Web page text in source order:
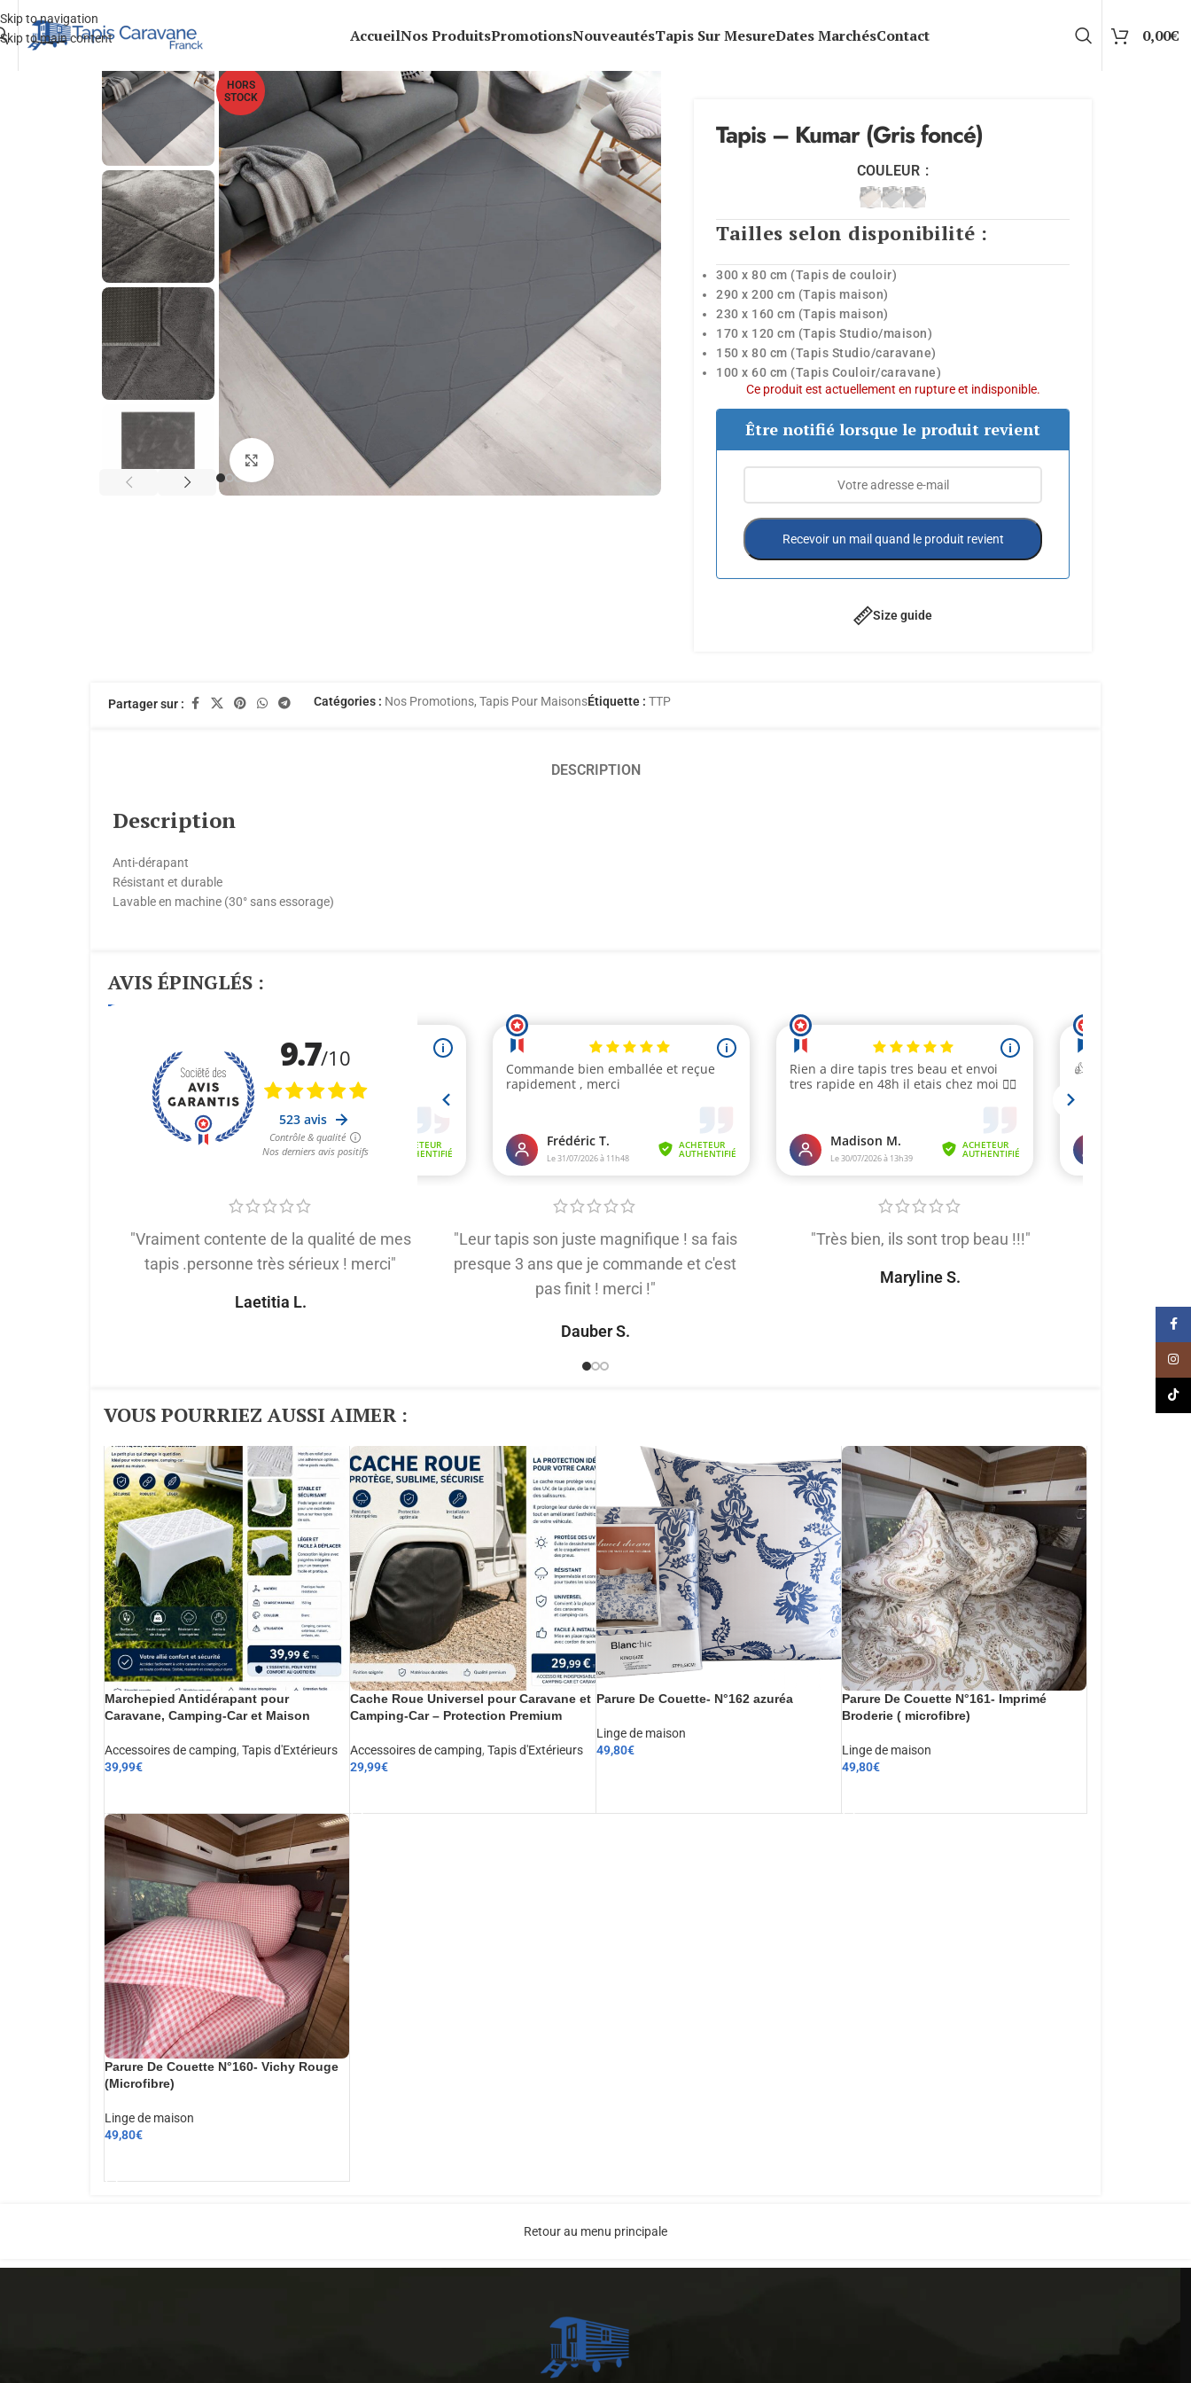
Skip to navigation
Skip to main content
AccueilNos ProduitsPromotionsNouveautésTapis Sur MesureDates MarchésContact 0,00€
HORS
STOCK
Tapis – Kumar (Gris foncé)
COULEUR
Tailles selon disponibilité :
300 x 80 cm (Tapis de couloir)
290 x 200 cm (Tapis maison)
230 x 160 cm (Tapis maison)
170 x 120 cm (Tapis Studio/maison)
150 x 80 cm (Tapis Studio/caravane)
100 x 60 cm (Tapis Couloir/caravane)
Ce produit est actuellement en rupture et indisponible.
Être notifié lorsque le produit revient
Recevoir un mail quand le produit revient
Size guide
Partager sur : Catégories : Nos Promotions, Tapis Pour MaisonsÉtiquette : TTP
DESCRIPTION
Description
Anti-dérapant
Résistant et durable
Lavable en machine (30° sans essorage)
AVIS ÉPINGLÉS :
"Vraiment contente de la qualité de mes
tapis .personne très sérieux ! merci"
Laetitia L.
"Leur tapis son juste magnifique ! sa fais
presque 3 ans que je commande et c'est
pas finit ! merci !"
Dauber S.
"Très bien, ils sont trop beau !!!"
Maryline S.
VOUS POURRIEZ AUSSI AIMER :​
Marchepied Antidérapant pour
Caravane, Camping-Car et Maison
Accessoires de camping, Tapis d'Extérieurs
39,99€
Cache Roue Universel pour Caravane et
Camping-Car – Protection Premium
Accessoires de camping, Tapis d'Extérieurs
29,99€
Parure De Couette- N°162 azuréa
Linge de maison
49,80€
Parure De Couette N°161- Imprimé
Broderie ( microfibre)
Linge de maison
49,80€
Parure De Couette N°160- Vichy Rouge
(Microfibre)
Linge de maison
49,80€
Retour au menu principale